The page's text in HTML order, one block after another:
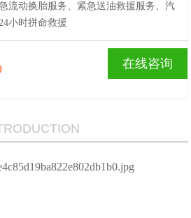
流动换胎服务、紧急送油救援服务、汽
小时拼命救援
在线咨询